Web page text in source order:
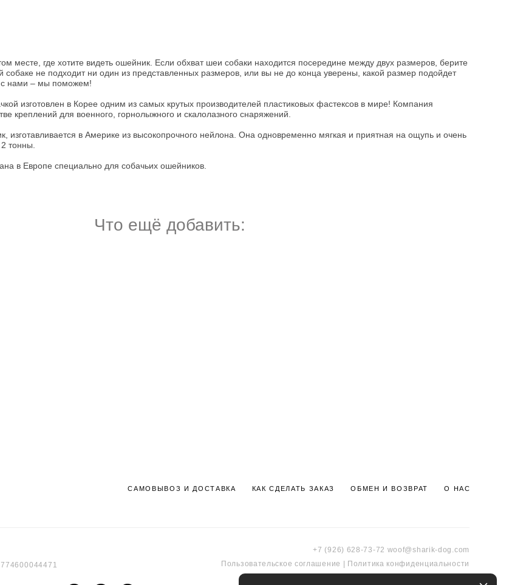
месте, где хотите видеть ошейник. Если обхват шеи собаки находится посередине между двух размеров, берите
собаке не подходит ни один из представленных размеров, или вы не до конца уверены, какой размер подойдет
с нами – мы поможем!
изготовлен в Корее одним из самых крутых производителей пластиковых фастексов в мире! Компания
креплений для военного, горнолыжного и скалолазного снаряжений.
изготавливается в Америке из высокопрочного нейлона. Она одновременно мягкая и приятная на ощупь и очень
тонны.
в Европе специально для собачьих ошейников.
Что ещё добавить:
САМОВЫВОЗ И ДОСТАВКА КАК СДЕЛАТЬ ЗАКАЗ ОБМЕН И ВОЗВРАТ О НАС
+7 (926) 628-73-72 woof@sharik-dog.com
Пользовательское соглашение
Политика конфиденциальности